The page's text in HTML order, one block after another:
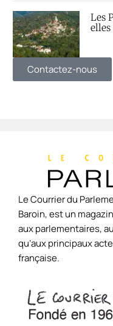
Les
elles
Contactez-nous
Le Courrier du
Baroin, est un
aux parlementaires,
qu’aux principaux
française.